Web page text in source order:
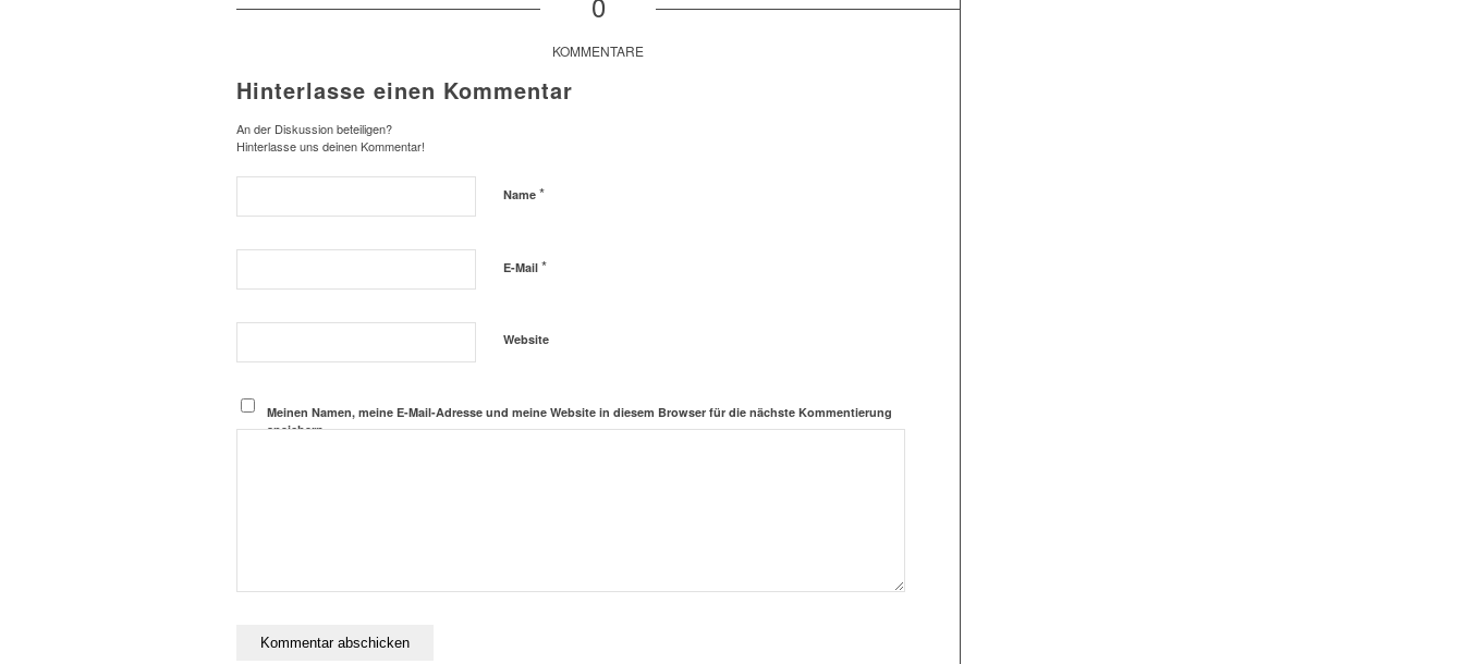
KOMMENTARE
Hinterlasse einen Kommentar
An der Diskussion beteiligen?
Hinterlasse uns deinen Kommentar!
Name *
E-Mail *
Website
Meinen Namen, meine E-Mail-Adresse und meine Website in diesem Browser für die nächste Kommentierung
speichern.